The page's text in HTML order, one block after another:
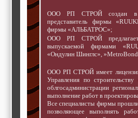
ООО РП СТРОЙ создан в
представитель фирмы
фирмы «АЛЬБАТРОС»;
ООО РП СТРОЙ предлагает
выпускаемой фирмами
«Ондулин Шинглс»,
ООО РП СТРОЙ имеет
Управления по
облгосадминистрации
выполнение работ в
Все специалисты фирмы
позволяющее выполнять